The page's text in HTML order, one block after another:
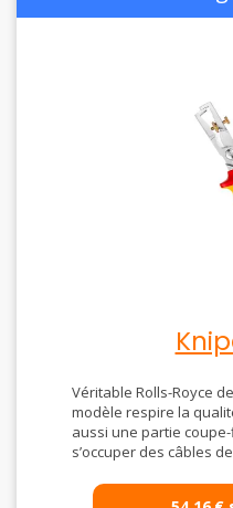
Véritable Rolls-Royce
modèle respire la
aussi une partie
s’occuper des câbles